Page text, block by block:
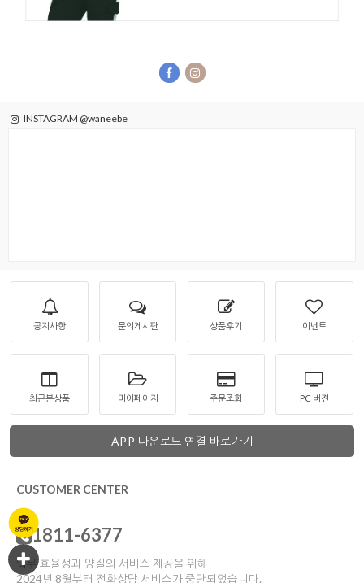
INSTAGRAM @waneebe
공지사항 문의게시판 상품후기 이벤트
최근본상품 마이페이지 주문조회 PC 버젼
APP 다운로드 연결 바로가기
CUSTOMER CENTER
1811-6377
업무 효율성과 양질의 서비스 제공을 위해
2024년 8월부터 전화상담 서비스가 중단되었습니다.